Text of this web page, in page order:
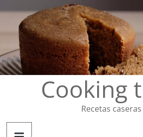
contenido
Cooking
Recetas caseras